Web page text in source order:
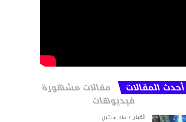
أحدث المقالات مقالات مشهورة
فيديوهات
أخبار منذ سنتين